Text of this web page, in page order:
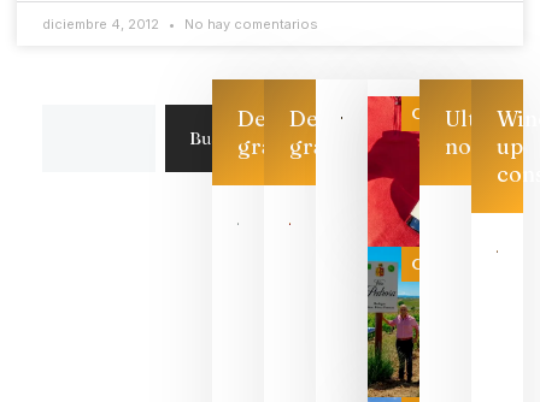
diciembre 4, 2012 No hay comentarios
Buscar
Descarga
gratis
Descarga
gratis
Categoría
Categoría
Ultimas
noticias
Las 7
que ya
up